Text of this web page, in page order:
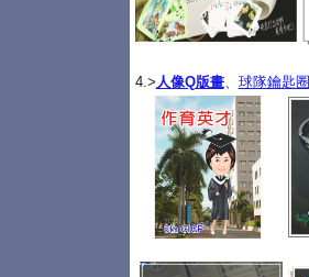
4.> 人像Q版畫、 球隊鑰匙圈